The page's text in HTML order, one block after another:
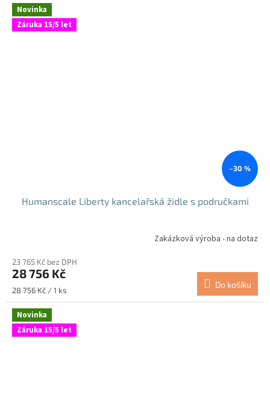
Novinka
Záruka 15/5 let
–30 %
Humanscale Liberty kancelařská židle s područkami
Zakázková výroba - na dotaz
23 765 Kč bez DPH
28 756 Kč
Měrná
cena:
28 756 Kč / 1 ks
Do košíku
Novinka
Záruka 15/5 let